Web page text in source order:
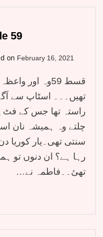
59
on February 16, 2021
قسط 59وہ اور
تھیں۔۔۔ اسٹاپ سے
راستہ تھا جس کے فٹ
چلتے وہ ہمیشہ نان
سنتی تھی۔یار کوریا
رہا ہے؟ ان دنوں تو
تھئ۔۔فاطمہ نے…